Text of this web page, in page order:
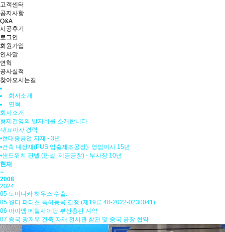
고객센터
공지사항
Q&A
시공후기
로그인
회원가입
인사말
연혁
공사실적
찾아오시는길
회사소개
연혁
회사소개
형제건영의 발자취를 소개합니다.
대표이사 경력
•현대중공업 자재 - 3년
•건축 내장재(PUS 압출제조공장)- 영업이사 15년
•샌드위치 판넬 (판넬. 제공공장) - 부사장 10년
현재
~
2008
2024
05 도미니카 하우스 수출.
05 월디 파티션 특허등록 결정 (제19류 40-2022-0230041)
06 아이엠 메탈사이딩 부산총판 계약
07 중국 광저우 건축 자재 전시관 참관 및 중국 공장 협약